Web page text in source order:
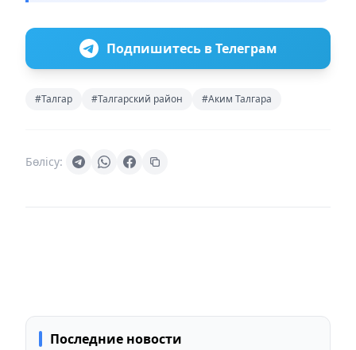
Подпишитесь в Телеграм
#Талгар #Талгарский район #Аким Талгара
Бөлісу:
Последние новости